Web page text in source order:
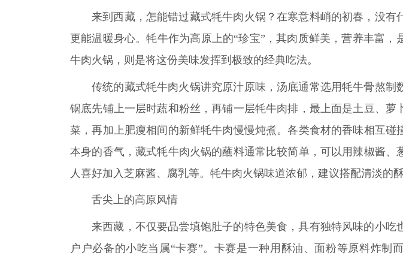
来到西藏，怎能错过藏式牦牛肉火锅？在寒意料峭的初春，没有
更能温暖身心。牦牛作为高原上的“珍宝”，其肉质鲜美，营养丰富，
牛肉火锅，则是将这份美味发挥到极致的经典吃法。
传统的藏式牦牛肉火锅讲究原汁原味，汤底通常选用牦牛骨熬制
锅底先铺上一层时蔬和粉丝，再铺一层牦牛肉排，最上面是土豆、萝
菜，再加上肥瘦相间的新鲜牦牛肉慢慢炖煮。各类食材的香味相互碰
本身的香气，藏式牦牛肉火锅的蘸料通常比较简单，可以用辣椒酱、
人喜好加入芝麻酱、腐乳等。牦牛肉火锅味道浓郁，建议搭配清淡的
舌尖上的高原风情
来西藏，不仅要品尝填饱肚子的特色美食，具有独特风味的小吃
户户必备的小吃当属“卡赛”。卡赛是一种用酥油、面粉等原料炸制